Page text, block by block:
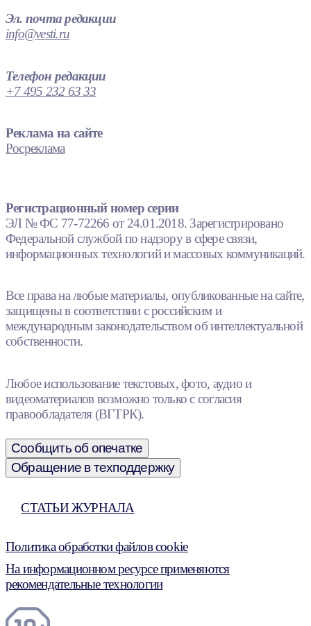
Эл. почта редакции
info@vesti.ru
Телефон редакции
+7 495 232 63 33
Реклама на сайте
Росреклама
Регистрационный номер серии
ЭЛ № ФС 77-72266 от 24.01.2018. Зарегистрировано
Федеральной службой по надзору в сфере связи,
информационных технологий и массовых коммуникаций.
Все права на любые материалы, опубликованные на сайте,
защищены в соответствии с российским и
международным законодательством об интеллектуальной
собственности.
Любое использование текстовых, фото, аудио и
видеоматериалов возможно только с согласия
правообладателя (ВГТРК).
Сообщить об опечатке
Обращение в техподдержку
СТАТЬИ ЖУРНАЛА
Политика обработки файлов cookie
На информационном ресурсе применяются
рекомендательные технологии